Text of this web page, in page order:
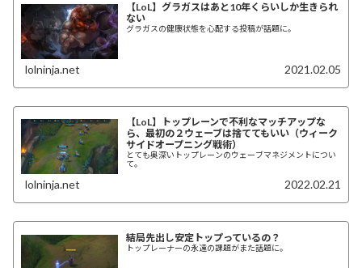
【LoL】グラガスはあと10年くらいしか生きられ
ない
グラガスの健康状態を心配する投稿が話題に。
lolninja.net 2021.02.05
【LoL】トップレーンで不利なマッチアップな
ら、最初の２ウェーブは捨ててもいい（ウィーク
サイドオープニング戦術）
とても奥深いトップレーンのウェーブマネジメントについ
て。
lolninja.net 2022.02.21
結局先出し安定トップっているの？
トップレーナーの永遠の課題がまた話題に。